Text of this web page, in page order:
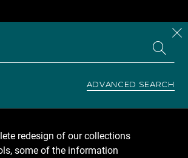
ADVANCED SEARCH
redesign of our collections
some of the information
panel